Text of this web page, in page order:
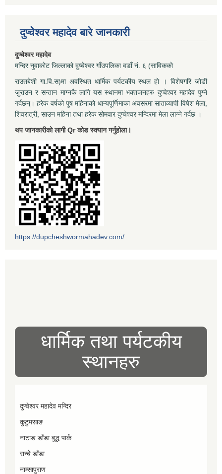
दुप्चेश्वर महादेव बारे जानकारी
दुप्चेश्वर महादेव
मन्दिर नुवाकोट जिल्लाको दुप्चेश्वर गाँउपलिका वडाँ नं. ६ (साविकको
राउतबेशी गा.वि.स)मा अवस्थित धार्मिक पर्यटकीय स्थल हो । विशेषगरि जोडी
जुराउन र सन्तान माग्नकै लागि यस स्थानमा भक्तजनहरु दुप्चेश्वर महादेव पुग्ने
गर्दछन्। हरेक वर्षको पुष महिनाको धान्यपूर्णिमाका अवसरमा साताव्यापी विषेश मेला,
शिवरात्री, साउन महिना तथा हरेक सोमवार दुप्चेश्वर मन्दिरमा मेला लाग्ने गर्दछ ।
थप जानकारीको लागी Qr कोड स्क्यान गर्नुहोला।
https://dupcheshwormahadev.com/
धार्मिक तथा पर्यटकीय
स्थानहरु
दुप्चेश्वर महादेव मन्दिर
कुटुमसाङ
नाटाङ डाँडा बुद्ध पार्क
रान्चे डाँडा
नाम्सापुराण